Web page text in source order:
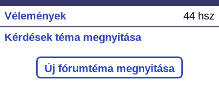
Vélemények
44 hsz
Kérdések téma megnyitása
Új fórumtéma megnyitása